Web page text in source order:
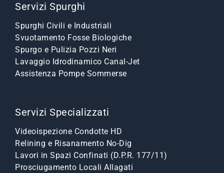
Servizi Spurghi
Spurghi Civili e Industriali
Svuotamento Fosse Biologiche
Spurgo e Pulizia Pozzi Neri
Lavaggio Idrodinamico Canal-Jet
Assistenza Pompe Sommerse
Servizi Specializzati
Videoispezione Condotte HD
Relining e Risanamento No-Dig
Lavori in Spazi Confinati (D.P.R. 177/11)
Prosciugamento Locali Allagati